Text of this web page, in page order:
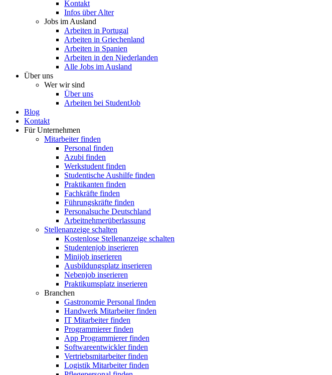
Kontakt
Infos über Alter
Jobs im Ausland
Arbeiten in Portugal
Arbeiten in Griechenland
Arbeiten in Spanien
Arbeiten in den Niederlanden
Alle Jobs im Ausland
Über uns
Wer wir sind
Über uns
Arbeiten bei StudentJob
Blog
Kontakt
Für Unternehmen
Mitarbeiter finden
Personal finden
Azubi finden
Werkstudent finden
Studentische Aushilfe finden
Praktikanten finden
Fachkräfte finden
Führungskräfte finden
Personalsuche Deutschland
Arbeitnehmerüberlassung
Stellenanzeige schalten
Kostenlose Stellenanzeige schalten
Studentenjob inserieren
Minijob inserieren
Ausbildungsplatz inserieren
Nebenjob inserieren
Praktikumsplatz inserieren
Branchen
Gastronomie Personal finden
Handwerk Mitarbeiter finden
IT Mitarbeiter finden
Programmierer finden
App Programmierer finden
Softwareentwickler finden
Vertriebsmitarbeiter finden
Logistik Mitarbeiter finden